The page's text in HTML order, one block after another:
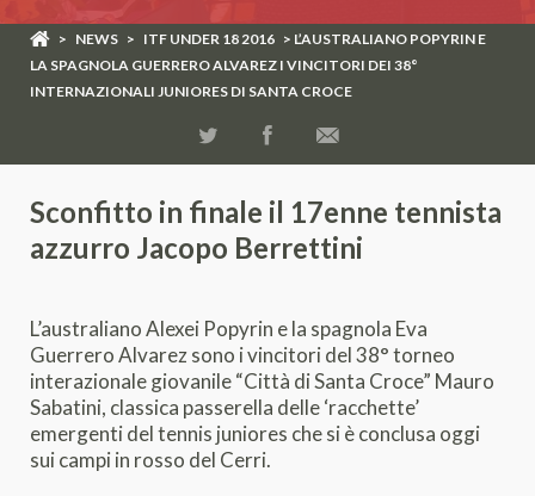
> NEWS > ITF UNDER 18 2016 > L’AUSTRALIANO POPYRIN E
LA SPAGNOLA GUERRERO ALVAREZ I VINCITORI DEI 38°
INTERNAZIONALI JUNIORES DI SANTA CROCE
Sconfitto in finale il 17enne tennista
azzurro Jacopo Berrettini
L’australiano Alexei Popyrin e la spagnola Eva
Guerrero Alvarez sono i vincitori del 38° torneo
interazionale giovanile “Città di Santa Croce” Mauro
Sabatini, classica passerella delle ‘racchette’
emergenti del tennis juniores che si è conclusa oggi
sui campi in rosso del Cerri.